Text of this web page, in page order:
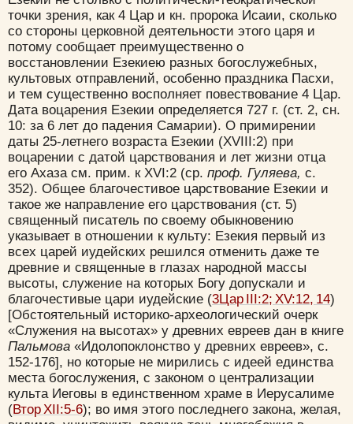
точки зрения, как 4 Цар и кн. пророка Исаии, сколько
со стороны церковной деятельности этого царя и
потому сообщает преимущественно о
восстановлении Езекиею разных богослужебных,
культовых отправлений, особенно праздника Пасхи,
и тем существенно восполняет повествование 4 Цар.
Дата воцарения Езекии определяется 727 г. (ст. 2, сн.
10: за 6 лет до падения Самарии). О примирении
даты 25-летнего возраста Езекии (XVIII:2) при
воцарении с датой царствования и лет жизни отца
его Ахаза см. прим. к XVI:2 (ср. проф. Гуляева, с.
352). Общее благочестивое царствование Езекии и
такое же направление его царствования (ст. 5)
священный писатель по своему обыкновению
указывает в отношении к культу: Езекия первый из
всех царей иудейских решился отменить даже те
древние и священные в глазах народной массы
высоты, служение на которых Богу допускали и
благочестивые цари иудейские (3Цар III:2; XV:12, 14)
[Обстоятельный историко-археологический очерк
«Служения на высотах» у древних евреев дан в книге
Пальмова «Идолопоклонство у древних евреев», с.
152-176], но которые не мирились с идеей единства
места богослужения, с законом о централизации
культа Иеговы в единственном храме в Иерусалиме
(Втор XII:5-6); во имя этого последнего закона, желая,